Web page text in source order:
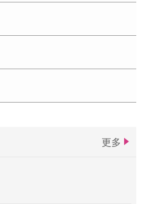
更多